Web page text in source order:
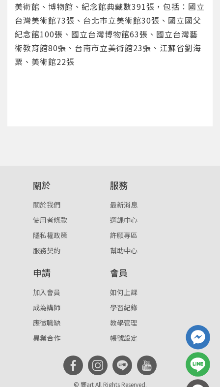
美術館、博物館、紀念館典藏數391張，包括：國立
台灣美術館73張、台北市立美術館30張、國立國父
紀念館100張、國立台灣博物館63張、國立台灣藝
術教育館80張、台南市立美術館23張、江蘇省劉海
粟、美術館22張
關於
關於我們
使用者條款
隱私權政策
服務契約
服務
最新消息
選課中心
許願專區
幫助中心
申請
加入會員
成為講師
應徵職缺
異業合作
會員
如何上課
學習紀錄
教學管理
帳號設定
© 響art All Rights Reserved.